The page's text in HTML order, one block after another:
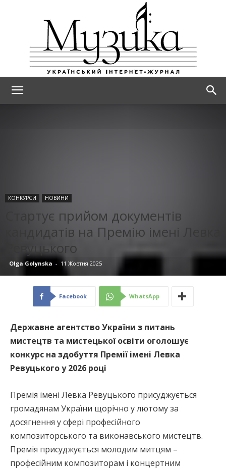
КОНКУРСИ НОВИНИ
Стартує прийом документів
кандидатів на Премію імені Левка
Ревуцького
Olga Golynska - 11 Жовтня 2025
Facebook WhatsApp
Державне агентство України з питань
мистецтв та мистецької освіти оголошує
конкурс на здобуття Премії імені Левка
Ревуцького у 2026 році
Премія імені Левка Ревуцького присуджується
громадянам України щорічно у лютому за
досягнення у сфері професійного
композиторського та виконавського мистецтв.
Премія присуджується молодим митцям –
професійним композиторам і концертним